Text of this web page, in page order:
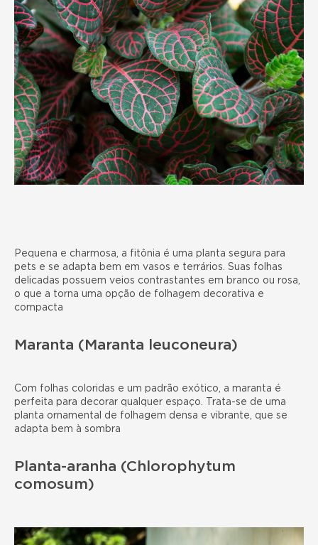
Pequena e charmosa, a fitônia é uma planta segura para
pets e se adapta bem em vasos e terrários. Suas folhas
delicadas possuem veios contrastantes em branco ou rosa,
o que a torna uma opção de folhagem decorativa e
compacta
Maranta (Maranta leuconeura)
Com folhas coloridas e um padrão exótico, a maranta é
perfeita para decorar qualquer espaço. Trata-se de uma
planta ornamental de folhagem densa e vibrante, que se
adapta bem à sombra
Planta-aranha (Chlorophytum
comosum)